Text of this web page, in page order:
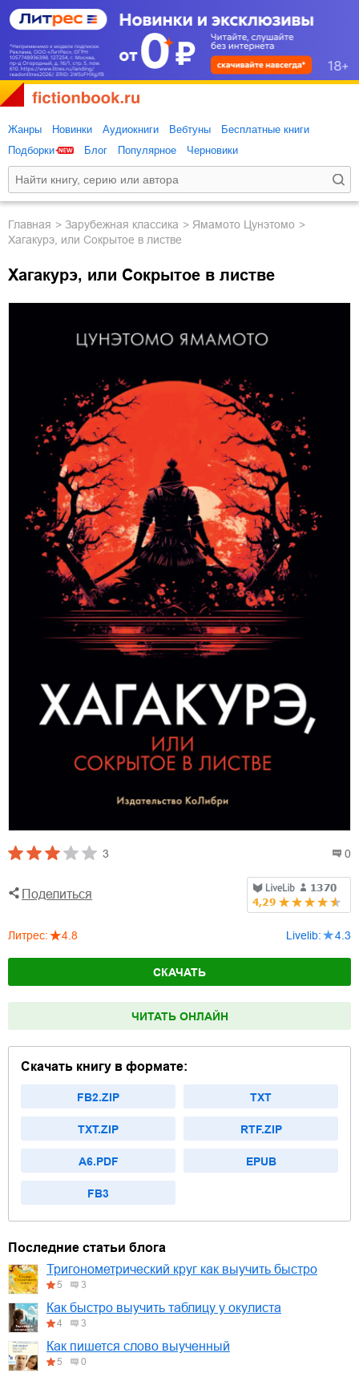
Жанры Новинки Аудиокниги Вебтуны
Бесплатные книги
Подборки
Блог Популярное Черновики
Главная зарубежная классика
Ямамото Цунэтомо
Хагакурэ, или Сокрытое в листве
Хагакурэ, или Сокрытое в листве
3 0
Поделиться
Литрес: 4.8 Livelib: 4.3
СКАЧАТЬ
ЧИТАТЬ ОНЛАЙН
Скачать книгу в формате:
FB2.ZIP TXT
TXT.ZIP RTF.ZIP
A6.PDF EPUB
FB3
Последние статьи блога
Тригонометрический круг как выучить быстро
5 3
Как быстро выучить таблицу у окулиста
4 3
Как пишется слово выученный
5 0